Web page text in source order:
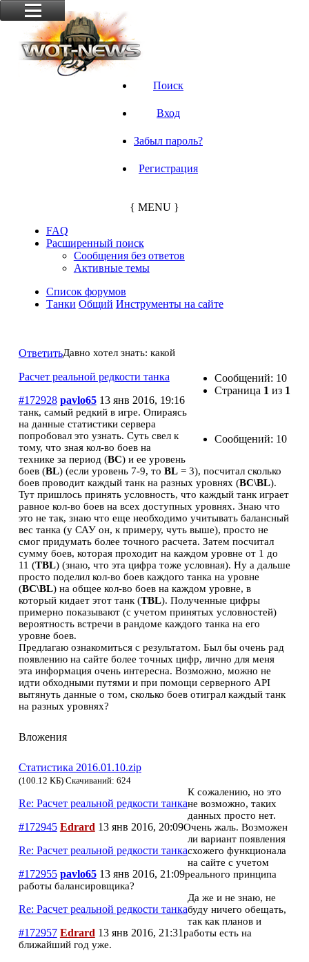
Поиск
Вход
Забыл пароль?
Регистрация
{ MENU }
FAQ
Расширенный поиск
Сообщения без ответов
Активные темы
Список форумов
Танки Общий Инструменты на сайте
Сообщений: 10
Страница 1 из 1
Сообщений: 10
Ответить
Расчет реальной редкости танка
#172928 pavlo65 13 янв 2016, 19:16
Давно хотел знать: какой
танк, самый редкий в игре. Опираясь
на данные статистики сервера
попробовал это узнать. Суть свел к
тому, что зная кол-во боев на
технике за период (BC) и ее уровень
боев (BL) (если уровень 7-9, то BL= 3), посчитал сколько
боев проводит каждый танк на разных уровнях (BC\BL).
Тут пришлось принять условность, что каждый танк играет
равное кол-во боев на всех доступных уровнях. Знаю что
это не так, знаю что еще необходимо учитывать балансный
вес танка (у САУ он, к примеру, чуть выше), просто не
смог придумать более точного расчета. Затем посчитал
сумму боев, которая проходит на каждом уровне от 1 до
11 (TBL) (знаю, что эта цифра тоже условная). Ну а дальше
просто поделил кол-во боев каждого танка на уровне
(BC\BL) на общее кол-во боев на каждом уровне, в
который кидает этот танк (TBL). Полученные цифры
примерно показывают (с учетом принятых условностей)
вероятность встречи в рандоме каждого танка на его
уровне боев.
Предлагаю ознакомиться с результатом. Был бы очень рад
появлению на сайте более точных цифр, лично для меня
эта информация очень интересна. Возможно, можно не
идти обходными путями и при помощи серверного API
вытянуть данные о том, сколько боев отиграл каждый танк
на разных уровнях?
Вложения
Статистика 2016.01.10.zip
(100.12 КБ) Скачиваний: 624
Re: Расчет реальной редкости танка
#172945 Edrard 13 янв 2016, 20:09
К сожалению, но это
не возможно, таких
данных просто нет.
Re: Расчет реальной редкости танка
#172955 pavlo65 13 янв 2016, 21:09
Очень жаль. Возможен
ли вариант появления
схожего функционала
на сайте с учетом
реального принципа
работы балансировщика?
Re: Расчет реальной редкости танка
#172957 Edrard 13 янв 2016, 21:31
Да же и не знаю, не
буду ничего обещать,
так как планов и
работы есть на
ближайший год уже.